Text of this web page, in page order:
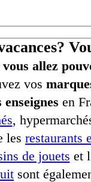
vous allez
vos
enseignes en
,
les restaurants
de jouets et
sont